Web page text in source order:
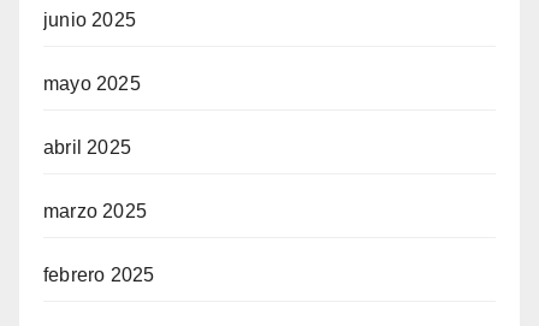
junio 2025
mayo 2025
abril 2025
marzo 2025
febrero 2025